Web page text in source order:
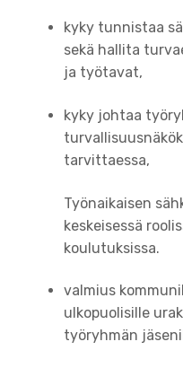
kyky tunnistaa
sekä hallita
ja työtavat,
kyky johtaa
tarvittaessa,
Työnaikaisen
keskeisessä
koulutuksissa.
valmius
ulkopuolisille
työryhmän